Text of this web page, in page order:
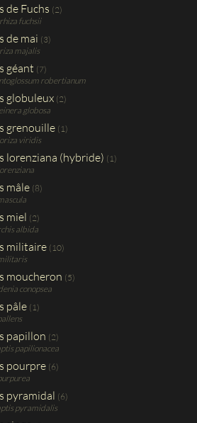
de Fuchs (2)
fuchsii
de mai (3)
majalis
géant (7)
robertianum
globuleux (2)
globosa
grenouille (1)
viridis
lorenziana (hybride) (1)
mâle (8)
miel (2)
albida
militaire (10)
moucheron (5)
conopsea
pâle (1)
papillon (2)
papilionacea
pourpre (6)
pyramidal (6)
pyramidalis